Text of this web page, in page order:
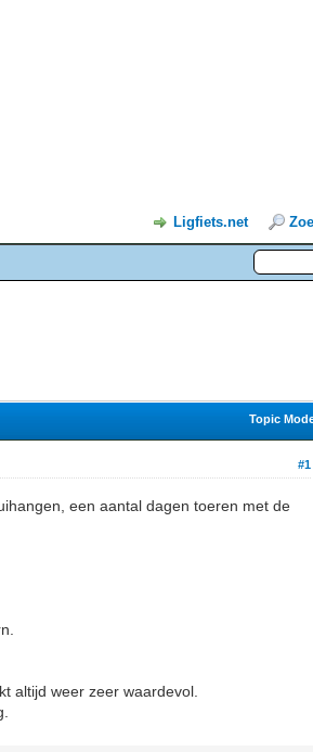
Ligfiets.net
Topic
#1
een aantal dagen toeren met de
altijd weer zeer waardevol.